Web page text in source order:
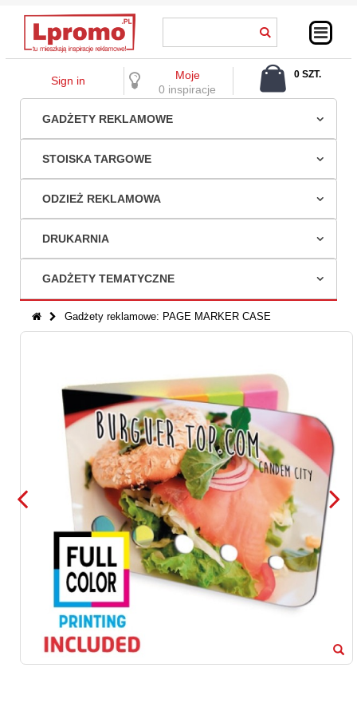
Sign in
Moje
0 inspiracje
0 SZT.
GADŻETY REKLAMOWE
STOISKA TARGOWE
ODZIEŻ REKLAMOWA
DRUKARNIA
GADŻETY TEMATYCZNE
Gadżety reklamowe: PAGE MARKER CASE